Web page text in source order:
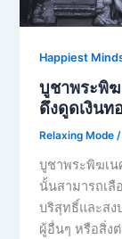
Happiest
บูชาพระพิ
ดึงดูดเงินท
Relaxing Mode
บูชาพระพิฆเน
นั้นสามารถเลื
บริสุทธิ์และสง
ผู้อื่นๆ หรือสิ่งต่